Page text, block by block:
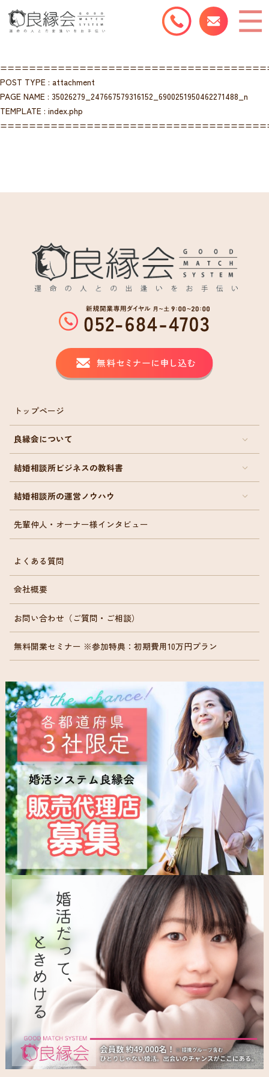
POST TYPE : attachment
PAGE NAME : 35026279_247667579316152_6900251950462271488_n
TEMPLATE : index.php
トップページ
良縁会について
結婚相談所ビジネスの教科書
結婚相談所の運営ノウハウ
先輩仲人・オーナー様インタビュー
よくある質問
会社概要
お問い合わせ（ご質問・ご相談）
無料開業セミナー ※参加特典：初期費用10万円プラン